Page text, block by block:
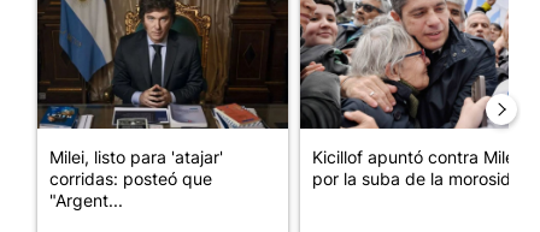
Milei, listo para 'atajar'
corridas: posteó que
"Argent...
Kicillof apuntó contra Milei
por la suba de la morosida...